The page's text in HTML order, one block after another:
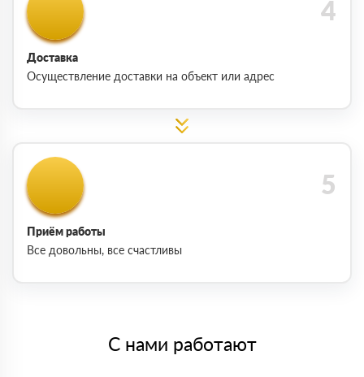
Доставка
Осуществление доставки на объект или адрес
Приём работы
Все довольны, все счастливы
С нами работают